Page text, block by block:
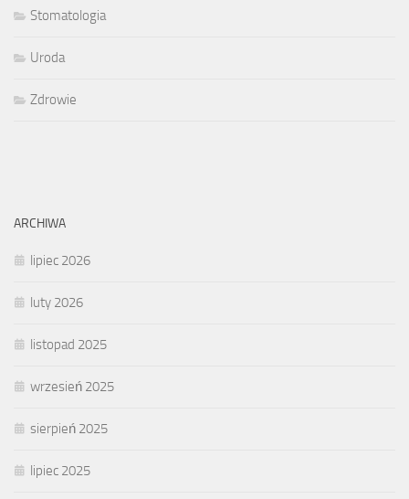
Stomatologia
Uroda
Zdrowie
ARCHIWA
lipiec 2026
luty 2026
listopad 2025
wrzesień 2025
sierpień 2025
lipiec 2025